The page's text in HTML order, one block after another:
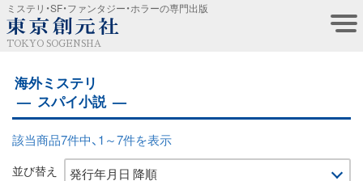
ミステリ・SF・ファンタジー・ホラーの専門出版
TOKYO SOGENSHA
海外ミステリ
スパイ小説
該当商品7件中、1～7件を表示
並び替え